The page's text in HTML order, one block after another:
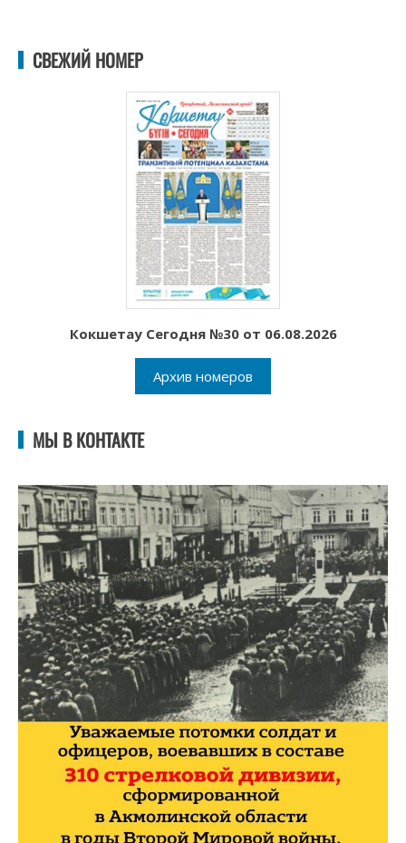
СВЕЖИЙ НОМЕР
Кокшетау Сегодня №30 от 06.08.2026
Архив номеров
МЫ В КОНТАКТЕ